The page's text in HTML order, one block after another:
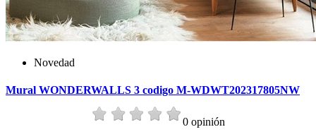
Novedad
Mural WONDERWALLS 3 codigo M-WDWT202317805NW
0 opinión